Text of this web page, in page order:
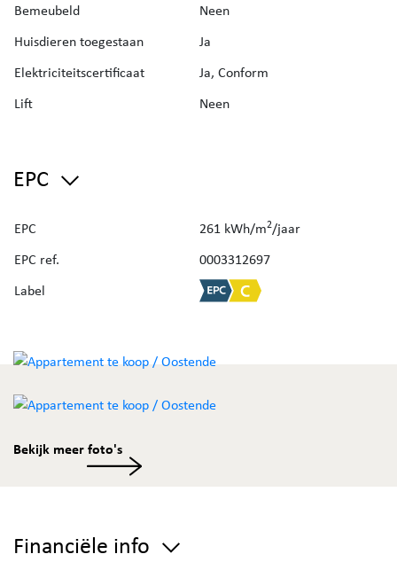
Bemeubeld
Neen
Huisdieren toegestaan
Ja
Elektriciteitscertificaat
Ja, Conform
Lift
Neen
EPC
EPC 261 kWh/m2/jaar
EPC ref.
0003312697
Label
Bekijk meer foto's
Financiële info